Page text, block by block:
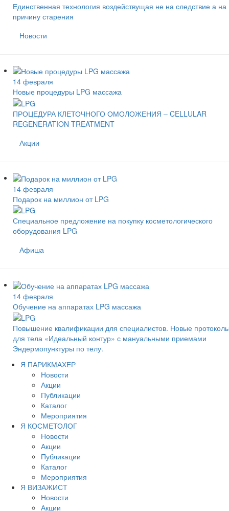
Единственная технология воздействущая не на следствие а на
причину старения
Новости
14 февраля
Новые процедуры LPG массажа
ПРОЦЕДУРА КЛЕТОЧНОГО ОМОЛОЖЕНИЯ – CELLULAR
REGENERATION TREATMENT
Акции
14 февраля
Подарок на миллион от LPG
Специальное предложение на покупку косметологического
оборудования LPG
Афиша
14 февраля
Обучение на аппаратах LPG массажа
Повышение квалификации для специалистов. Новые
для тела «Идеальный контур» с мануальными приемами
Эндермопунктуры по телу.
Я ПАРИКМАХЕР
Новости
Акции
Публикации
Каталог
Мероприятия
Я КОСМЕТОЛОГ
Новости
Акции
Публикации
Каталог
Мероприятия
Я ВИЗАЖИСТ
Новости
Акции